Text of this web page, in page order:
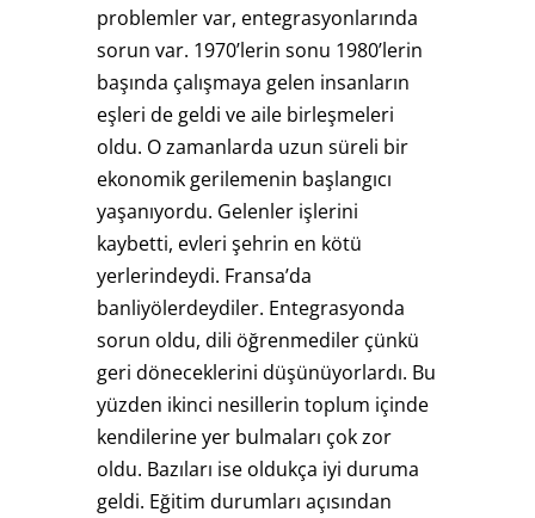
problemler var, entegrasyonlarında
sorun var. 1970’lerin sonu 1980’lerin
başında çalışmaya gelen insanların
eşleri de geldi ve aile birleşmeleri
oldu. O zamanlarda uzun süreli bir
ekonomik gerilemenin başlangıcı
yaşanıyordu. Gelenler işlerini
kaybetti, evleri şehrin en kötü
yerlerindeydi. Fransa’da
banliyölerdeydiler. Entegrasyonda
sorun oldu, dili öğrenmediler çünkü
geri döneceklerini düşünüyorlardı. Bu
yüzden ikinci nesillerin toplum içinde
kendilerine yer bulmaları çok zor
oldu. Bazıları ise oldukça iyi duruma
geldi. Eğitim durumları açısından